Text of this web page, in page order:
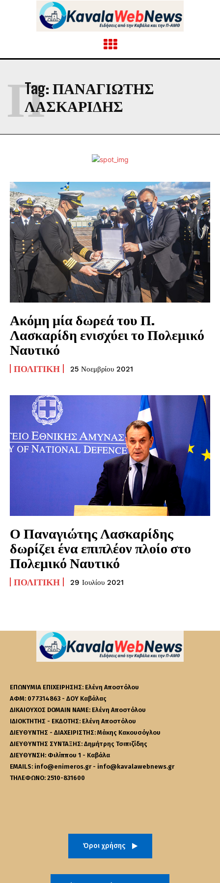
Tag: ΠΑΝΑΓΙΏΤΗΣ
ΛΑΣΚΑΡΊΔΗΣ
Π
Ακόμη μία δωρεά του Π.
Λασκαρίδη ενισχύει το Πολεμικό
Ναυτικό
ΠΟΛΙΤΙΚΉ 25 Νοεμβρίου 2021
Ο Παναγιώτης Λασκαρίδης
δωρίζει ένα επιπλέον πλοίο στο
Πολεμικό Ναυτικό
ΠΟΛΙΤΙΚΉ 29 Ιουλίου 2021
ΕΠΩΝΥΜΙΑ ΕΠΙΧΕΙΡΗΣΗΣ: Ελένη Αποστόλου
ΑΦΜ: 077314863 - ΔΟΥ Καβάλας
ΔΙΚΑΙΟΥΧΟΣ DOMAIN NAME: Ελένη Αποστόλου
ΙΔΙΟΚΤΗΤΗΣ - ΕΚΔΟΤΗΣ: Ελένη Αποστόλου
ΔΙΕΥΘΥΝΤΗΣ - ΔΙΑΧΕΙΡΙΣΤΗΣ: Μάκης Κακουσόγλου
ΔΙΕΥΘΥΝΤΗΣ ΣΥΝΤΑΞΗΣ: Δημήτρης Τσιπιζίδης
ΔΙΕΥΘΥΝΣΗ: Φιλίππου 1 - Καβάλα
EMAILS: info@enimeros.gr - info@kavalawebnews.gr
ΤΗΛΕΦΩΝΟ: 2510-831600
Όροι χρήσης